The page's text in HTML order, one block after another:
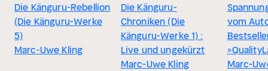
Die Känguru-Rebellion
(Die Känguru-Werke
5)
Marc-Uwe Kling
Die Känguru-
Chroniken (Die
Känguru-Werke 1) :
Live und ungekürzt
Marc-Uwe Kling
vom
Marc-